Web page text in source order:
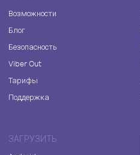
Возможности
Блог
Безопасность
Viber Out
Тарифы
Поддержка
ЗАГРУЗИТЬ